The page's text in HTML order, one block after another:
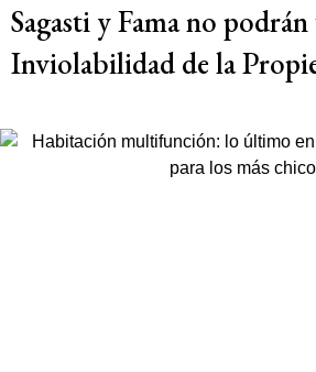
Sagasti y Fama no
Inviolabilidad de la